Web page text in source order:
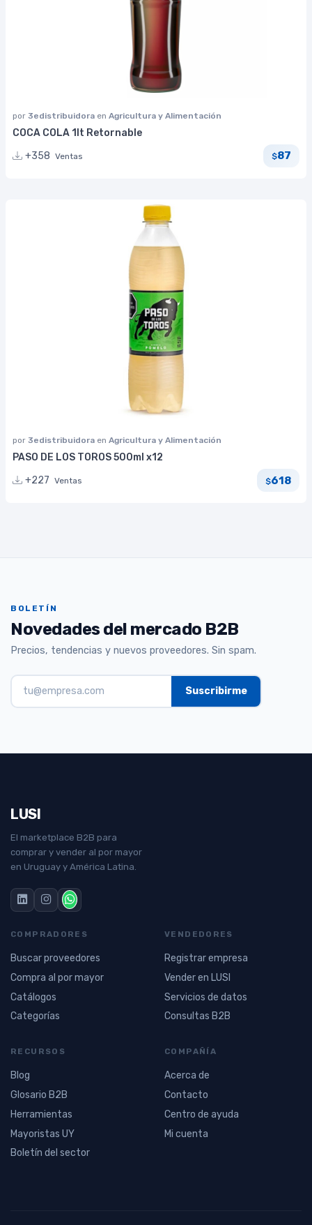
por 3edistribuidora en Agricultura y Alimentación
COCA COLA 1lt Retornable
+358 Ventas $87
por 3edistribuidora en Agricultura y Alimentación
PASO DE LOS TOROS 500ml x12
+227 Ventas $618
BOLETÍN
Novedades del mercado B2B
Precios, tendencias y nuevos proveedores. Sin spam.
LUSI
El marketplace B2B para
comprar y vender al por mayor
en Uruguay y América Latina.
COMPRADORES
Buscar proveedores
Compra al por mayor
Catálogos
Categorías
VENDEDORES
Registrar empresa
Vender en LUSI
Servicios de datos
Consultas B2B
RECURSOS
Blog
Glosario B2B
Herramientas
Mayoristas UY
Boletín del sector
COMPAÑÍA
Acerca de
Contacto
Centro de ayuda
Mi cuenta